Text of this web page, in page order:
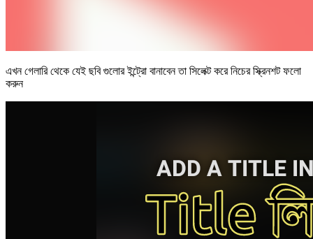
এখন গেলারি থেকে যেই ছবি গুলোর ইন্ট্রো বানাবেন তা সিলেক্ট করে নিচের স্ক্রিনশট ফলো
করুন